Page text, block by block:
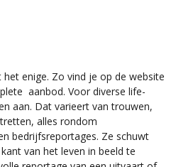
enige. Zo vind je op de website
aanbod. Voor diverse life-
aan. Dat varieert van trouwen,
alles rondom
bedrijfsreportages. Ze schuwt
van het leven in beeld te